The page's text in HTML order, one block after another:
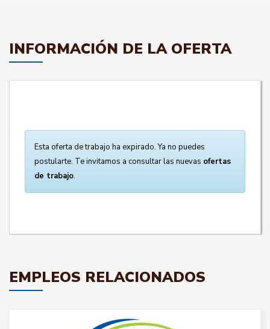
INFORMACIÓN DE LA OFERTA
Esta oferta de trabajo ha expirado. Ya no puedes
postularte. Te invitamos a consultar las nuevas ofertas
de trabajo.
EMPLEOS RELACIONADOS